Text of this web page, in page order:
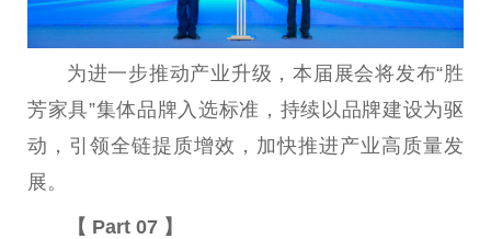
为进一步推动产业升级，本届展会将发布“胜
芳家具”集体品牌入选标准，持续以品牌建设为驱
动，引领全链提质增效，加快推进产业高质量发
展。
【 Part 07 】